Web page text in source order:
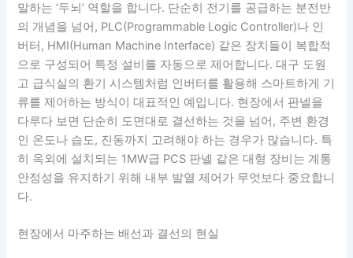
말하는 ‘두뇌’ 역할을 합니다. 단순히 전기를 공급하는 분전반
의 개념을 넘어, PLC(Programmable Logic Controller)나 인
버터, HMI(Human Machine Interface) 같은 장치들이 복합적
으로 구성되어 특정 설비를 자동으로 제어합니다. 대구 도원
고 급식실의 환기 시스템처럼 인버터를 활용해 스마트하게 기
류를 제어하는 방식이 대표적인 예입니다. 현장에서 판넬을
다루다 보면 단순히 도면대로 결선하는 것을 넘어, 주변 환경
인 온도나 습도, 진동까지 고려해야 하는 경우가 많습니다. 특
히 옥외에 설치되는 1MW급 PCS 판넬 같은 대형 장비는 계통
안정성을 유지하기 위해 내부 발열 제어가 무엇보다 중요합니
다.
현장에서 마주하는 배선과 결선의 현실